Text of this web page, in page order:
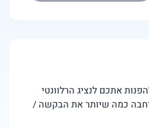
אתכם לנציג הרלוונטי
כמה שיותר את הבקשה /